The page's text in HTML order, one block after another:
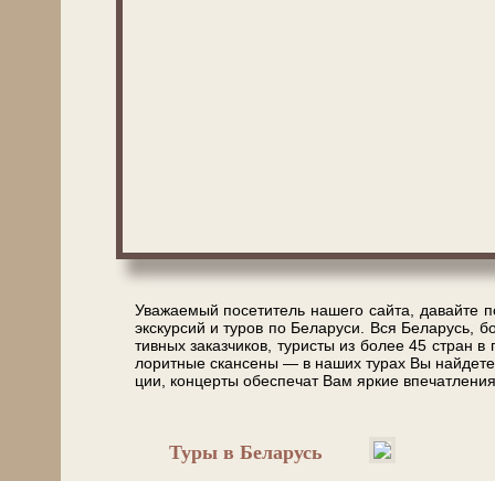
Уважаемый посетитель на­ше­го сай­та,
экс­кур­сий и ту­ров по Бе­ла­ру­си. Вся Бе­ла­русь,
тив­ных за­каз­чи­ков, ту­ри­сты из бо­лее 45
ло­рит­ные скан­се­ны — в на­ших ту­рах Вы
ции, кон­цер­ты обес­пе­чат Вам яр­кие
Туры в Бе­ла­русь